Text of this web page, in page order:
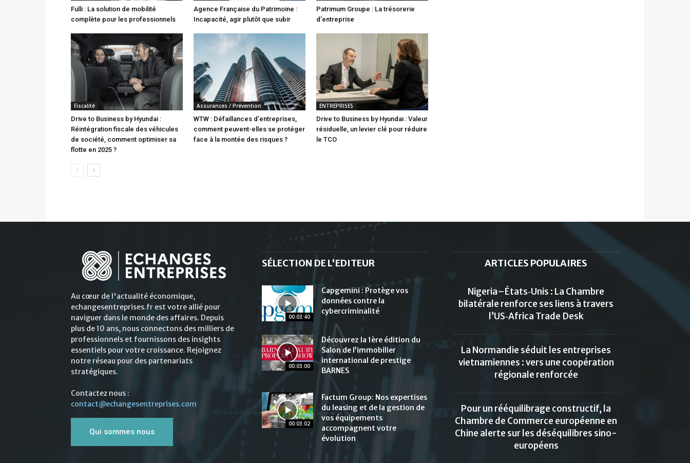
Fulli : La solution de mobilité
complète pour les professionnels
Agence Française du Patrimoine :
Incapacité, agir plutôt que subir
Patrimum Groupe : La trésorerie
d’entreprise
Fiscalité
Drive to Business by Hyundai :
Réintégration fiscale des véhicules
de société, comment optimiser sa
flotte en 2025 ?
Assurances / Prévention
WTW : Défaillances d’entreprises,
comment peuvent-elles se protéger
face à la montée des risques ?
ENTREPRISES
Drive to Business by Hyundai : Valeur
résiduelle, un levier clé pour réduire
le TCO
Au cœur de l'actualité économique,
echangesentreprises.fr est votre allié pour
naviguer dans le monde des affaires. Depuis
plus de 10 ans, nous connectons des milliers de
professionnels et fournissons des insights
essentiels pour votre croissance. Rejoignez
notre réseau pour des partenariats
stratégiques.
Contactez nous :
contact@echangesentreprises.com
Qui sommes nous
SÉLECTION DE L'EDITEUR
00:03:40
Capgemini : Protège vos
données contre la
cybercriminalité
00:03:00
Découvrez la 1ère édition du
Salon de l’immobilier
international de prestige
BARNES
00:03:02
Factum Group: Nos expertises
du leasing et de la gestion de
vos équipements
accompagnent votre
évolution
ARTICLES POPULAIRES
Nigeria–États‑Unis : La Chambre
bilatérale renforce ses liens à travers
l’US‑Africa Trade Desk
La Normandie séduit les entreprises
vietnamiennes : vers une coopération
régionale renforcée
Pour un rééquilibrage constructif, la
Chambre de Commerce européenne en
Chine alerte sur les déséquilibres sino-
européens